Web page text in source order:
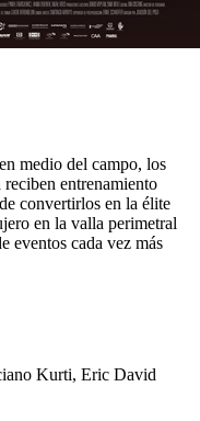
medio del campo, los
entrenamiento
convertirlos en la élite
en la valla perimetral
eventos cada vez más
Kurti, Eric David